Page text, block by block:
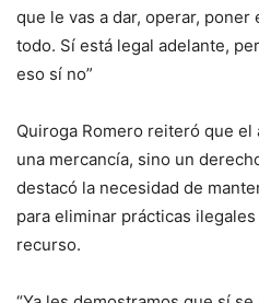
que le vas a dar, operar,
todo. Sí está legal adelante,
eso sí no”
Quiroga Romero reiteró que
una mercancía, sino un
destacó la necesidad de
para eliminar prácticas
recurso.